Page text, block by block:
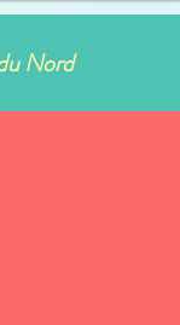
Nord